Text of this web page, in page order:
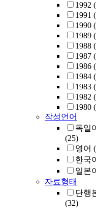
1992
1991
1990
1989
1988
1987
1986
1984
1983
1982
1980
작성언어
독일
(25)
영어
한국
일본
자료형태
단행
(32)